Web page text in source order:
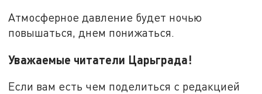
Атмосферное давление будет ночью
повышаться, днем понижаться.
Уважаемые читатели Царьграда!
Если вам есть чем поделиться с редакцией